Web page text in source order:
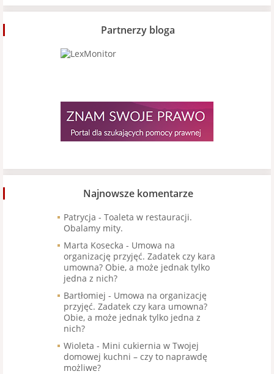
Partnerzy bloga
Najnowsze komentarze
Patrycja - Toaleta w restauracji.
Obalamy mity.
Marta Kosecka - Umowa na
organizację przyjęć. Zadatek czy kara
umowna? Obie, a może jednak tylko
jedna z nich?
Bartłomiej - Umowa na organizację
przyjęć. Zadatek czy kara umowna?
Obie, a może jednak tylko jedna z
nich?
Wioleta - Mini cukiernia w Twojej
domowej kuchni – czy to naprawdę
możliwe?